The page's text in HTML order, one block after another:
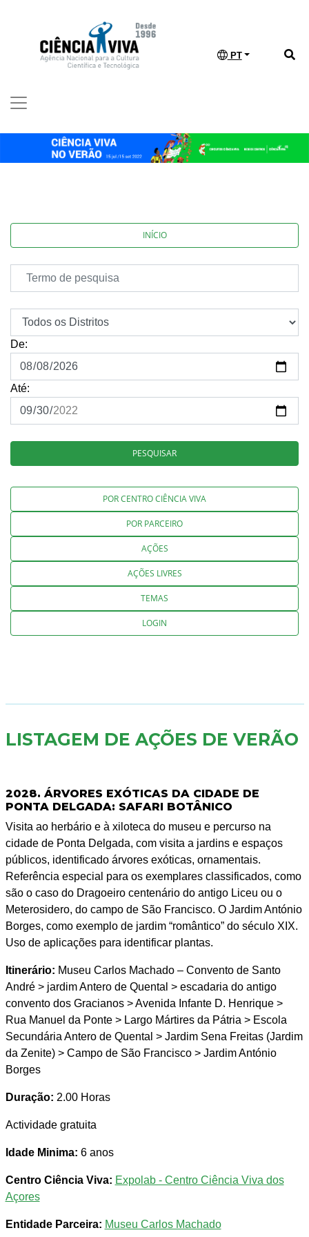
PT
INÍCIO
De:
Até:
PESQUISAR
POR CENTRO CIÊNCIA VIVA
POR PARCEIRO
AÇÕES
AÇÕES LIVRES
TEMAS
LOGIN
LISTAGEM DE AÇÕES DE VERÃO
2028. ÁRVORES EXÓTICAS DA CIDADE DE
PONTA DELGADA: SAFARI BOTÂNICO
Visita ao herbário e à xiloteca do museu e percurso na
cidade de Ponta Delgada, com visita a jardins e espaços
públicos, identificado árvores exóticas, ornamentais.
Referência especial para os exemplares classificados, como
são o caso do Dragoeiro centenário do antigo Liceu ou o
Meterosidero, do campo de São Francisco. O Jardim António
Borges, como exemplo de jardim “romântico” do século XIX.
Uso de aplicações para identificar plantas.
Itinerário: Museu Carlos Machado – Convento de Santo
André ˃ jardim Antero de Quental ˃ escadaria do antigo
convento dos Gracianos ˃ Avenida Infante D. Henrique ˃
Rua Manuel da Ponte ˃ Largo Mártires da Pátria ˃ Escola
Secundária Antero de Quental ˃ Jardim Sena Freitas (Jardim
da Zenite) ˃ Campo de São Francisco ˃ Jardim António
Borges
Duração: 2.00 Horas
Actividade gratuita
Idade Minima: 6 anos
Centro Ciência Viva: Expolab - Centro Ciência Viva dos
Açores
Entidade Parceira: Museu Carlos Machado